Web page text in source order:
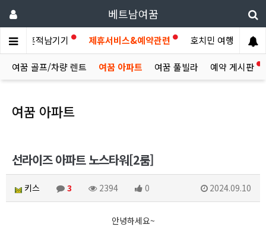
베트남여꿈
기 흔적남기기 제휴서비스&예약관련 호치민 여행후기
여꿈 골프/차량 렌트 여꿈 아파트 여꿈 풀빌라 예약 게시판
여꿈 아파트
선라이즈 아파트 노스타워[2룸]
키스 3 2394 0 2024.09.10
안녕하세요~